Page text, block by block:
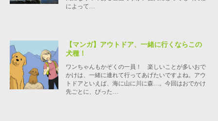
によって…
【マンガ】アウトドア、一緒に行くならこの
犬種！
ワンちゃんもかぞくの一員！ 楽しいことが多いおで
かけは、一緒に連れて行ってあげたいですよね。アウ
トドアといえば、海に山に川に森…。今回はおでかけ
先ごとに、ぴった…